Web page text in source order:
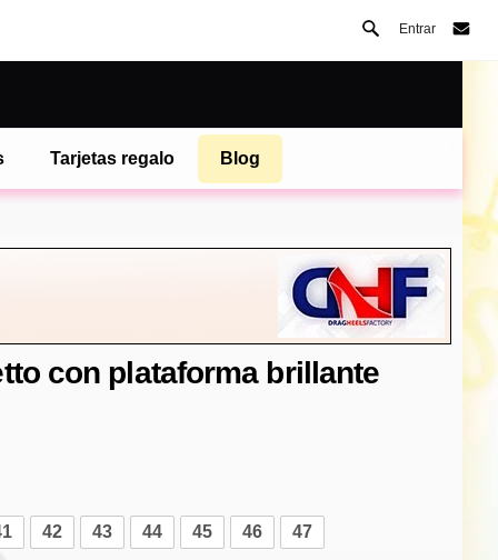
Entrar
Tarjetas regalo Blog
con plataforma brillante
42 43 44 45 46 47